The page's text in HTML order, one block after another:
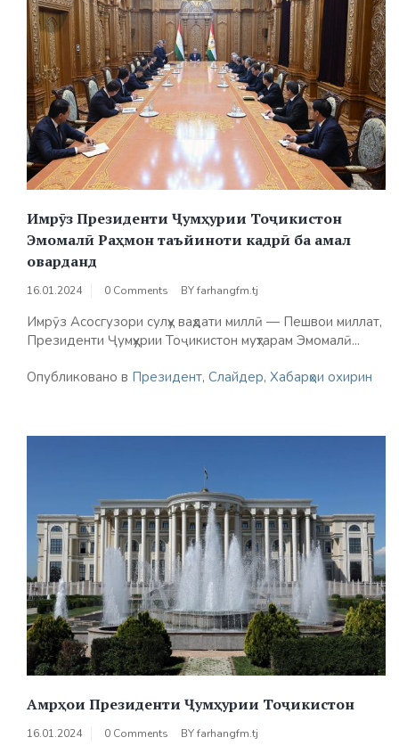
Имрӯз Президенти Ҷумҳурии Тоҷикистон
Эмомалӣ Раҳмон таъйиноти кадрӣ ба амал
оварданд
16.01.2024 0 Comments BYfarhangfm.tj
Имрӯз Асосгузори сулҳу ваҳдати миллӣ — Пешвои миллат,
Президенти Ҷумҳурии Тоҷикистон муҳтарам Эмомалӣ...
Опубликовано в Президент, Слайдер, Хабарҳои охирин
Амрҳои Президенти Ҷумҳурии Тоҷикистон
16.01.2024 0 Comments BYfarhangfm.tj